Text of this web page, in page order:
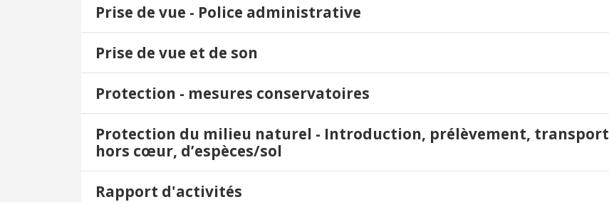
Prise de vue - Police administrative
Prise de vue et de son
Protection - mesures conservatoires
Protection du milieu naturel - Introduction, prélèvement, transport
hors cœur, d’espèces/sol
Rapport d'activités